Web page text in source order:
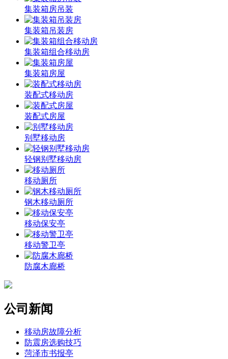
集装箱房吊装
集装箱吊装房
集装箱组合移动房
集装箱房屋
装配式移动房
装配式房屋
别墅移动房
轻钢别墅移动房
移动厕所
钢木移动厕所
移动保安亭
移动警卫亭
防腐木廊桥
公司新闻
移动房故障分析
防震房选购技巧
菏泽市书报亭